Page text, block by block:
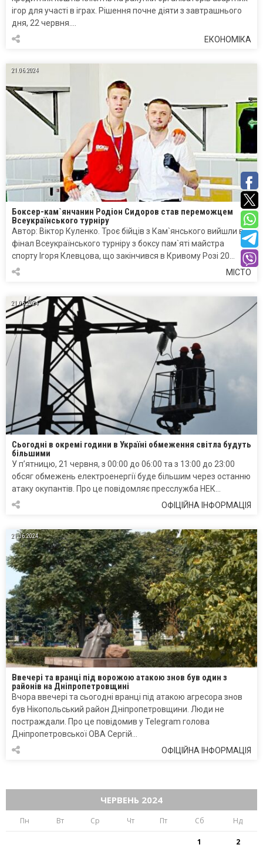
ігор для участі в іграх. Рішення почне діяти з завтрашнього
дня, 22 червня….
ЕКОНОМІКА
21.06.2024
Боксер-кам`янчанин Родіон Сидоров став переможцем
Всеукраїнського турніру
Автор: Віктор Куленко. Троє бійців з Кам`янського вийшли в
фінал Всеукраїнського турніру з боксу пам`яті майстра
спорту Ігоря Клевцова, що закінчився в Кривому Розі 20…
МІСТО
21.06.2024
Сьогодні в окремі години в Україні обмеження світла будуть
більшими
У п’ятницю, 21 червня, з 00:00 до 06:00 та з 13:00 до 23:00
обсяг обмежень електроенергії буде більшим через останню
атаку окупантів. Про це повідомляє пресслужба НЕК…
ОФІЦІЙНА ІНФОРМАЦІЯ
21.06.2024
Ввечері та вранці під ворожою атакою знов був один з
районів на Дніпропетровщині
Вчора ввечері та сьогодні вранці під атакою агресора знов
був Нікопольський район Дніпропетровщини. Люди не
постраждали. Про це повідомив у Telegram голова
Дніпропетровської ОВА Сергій…
ОФІЦІЙНА ІНФОРМАЦІЯ
ЧЕРВЕНЬ 2024
Пн Вт Ср Чт Пт Сб Нд
1 2